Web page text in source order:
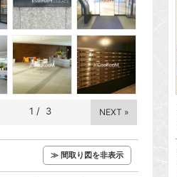
1 / 3 NEXT »
≫ 間取り図を非表示